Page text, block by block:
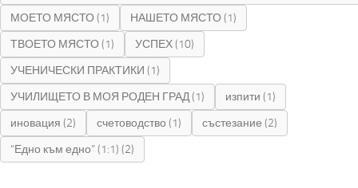
МОЕТО МЯСТО (1) НАШЕТО МЯСТО (1)
ТВОЕТО МЯСТО (1) УСПЕХ(10)
УЧЕНИЧЕСКИ ПРАКТИКИ (1)
УЧИЛИЩЕТО В МОЯ РОДЕН ГРАД(1) изпити (1)
иновация (2) счетоводство (1) състезание (2)
“Едно към едно” (1:1) (2)